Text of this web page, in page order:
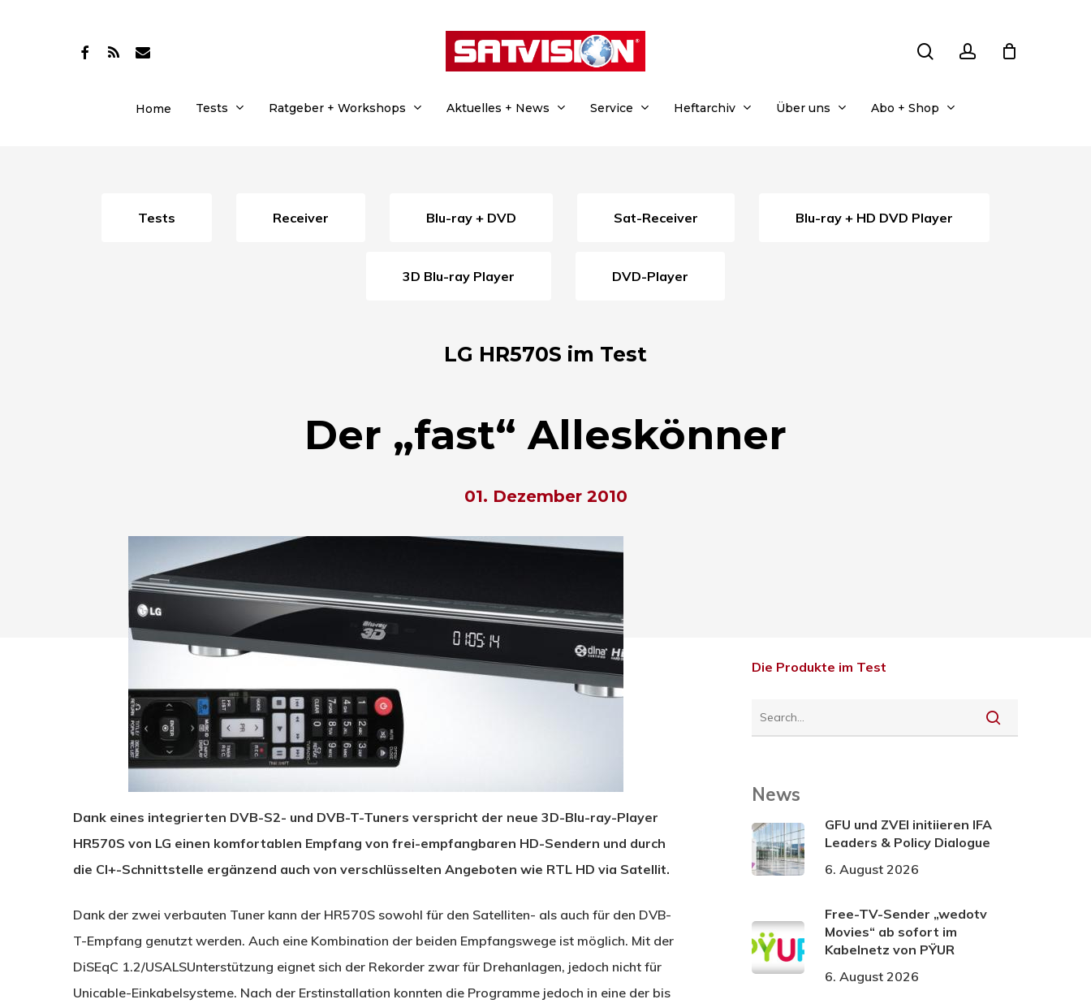
Drücken Sie Enter zum Suchen oder ESC zum Schließen.
facebook
RSS email
Home Tests Ratgeber + Workshops Aktuelles + News Service Heftarchiv Über uns Abo + Shop
Tests Receiver Blu-ray + DVD Sat-Receiver Blu-ray + HD DVD Player
3D Blu-ray Player DVD-Player
LG HR570S im Test
Der „fast“ Alleskönner
01. Dezember 2010
Dank eines integrierten DVB-S2- und DVB-T-Tuners verspricht der neue 3D-Blu-ray-Player
HR570S von LG einen komfortablen Empfang von frei-empfangbaren HD-Sendern und durch
die CI+-Schnittstelle ergänzend auch von verschlüsselten Angeboten wie RTL HD via Satellit.
Dank der zwei verbauten Tuner kann der HR570S sowohl für den Satelliten- als auch für den DVB-
T-Empfang genutzt werden. Auch eine Kombination der beiden Empfangswege ist möglich. Mit der
DiSEqC 1.2/USALSUnterstützung eignet sich der Rekorder zwar für Drehanlagen, jedoch nicht für
Unicable-Einkabelsysteme. Nach der Erstinstallation konnten die Programme jedoch in eine der bis
Die Produkte im Test
News
GFU und ZVEI initiieren IFA
Leaders & Policy Dialogue
6. August 2026
Free-TV-Sender „wedotv
Movies“ ab sofort im
Kabelnetz von PŸUR
6. August 2026